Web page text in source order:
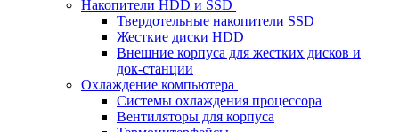
Накопители HDD и SSD
Твердотельные накопители SSD
Жесткие диски HDD
Внешние корпуса для жестких дисков и
док-станции
Охлаждение компьютера
Системы охлаждения процессора
Вентиляторы для корпуса